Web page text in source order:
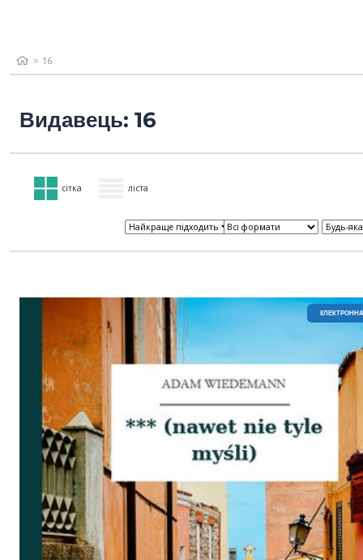
16
Видавець: 16
сітка ліста